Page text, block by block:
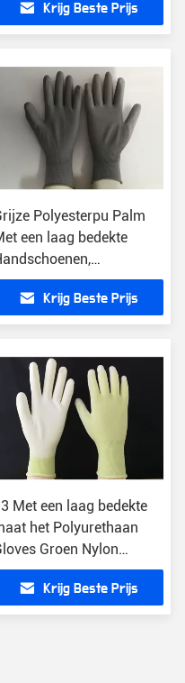
SchuringKrijg Beste Prijs
Polyesterpu Palm
een laag bedekte
de
Handschoenen van het
Krijg Beste Prijs
Met een laag bedekte
het Polyurethaan
Groen Nylon
Opnieuw te
gebruiken Ontwerp
Krijg Beste Prijs